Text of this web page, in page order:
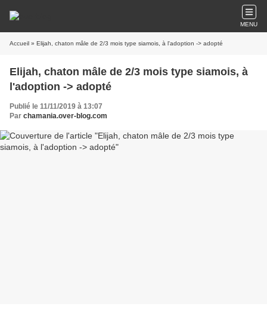
MENU
Accueil » Elijah, chaton mâle de 2/3 mois type siamois, à l'adoption -> adopté
Elijah, chaton mâle de 2/3 mois type siamois, à
l'adoption -> adopté
Publié le 11/11/2019 à 13:07
Par chamania.over-blog.com